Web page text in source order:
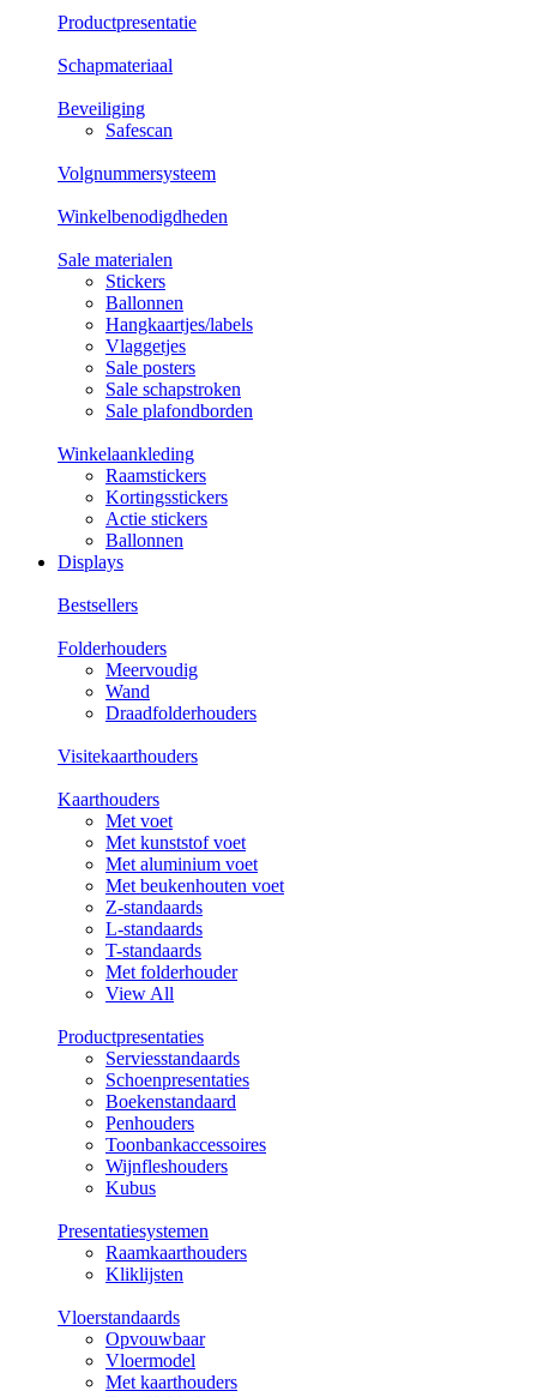
Productpresentatie
Schapmateriaal
Beveiliging
Safescan
Volgnummersysteem
Winkelbenodigdheden
Sale materialen
Stickers
Ballonnen
Hangkaartjes/labels
Vlaggetjes
Sale posters
Sale schapstroken
Sale plafondborden
Winkelaankleding
Raamstickers
Kortingsstickers
Actie stickers
Ballonnen
Displays
Bestsellers
Folderhouders
Meervoudig
Wand
Draadfolderhouders
Visitekaarthouders
Kaarthouders
Met voet
Met kunststof voet
Met aluminium voet
Met beukenhouten voet
Z-standaards
L-standaards
T-standaards
Met folderhouder
View All
Productpresentaties
Serviesstandaards
Schoenpresentaties
Boekenstandaard
Penhouders
Toonbankaccessoires
Wijnfleshouders
Kubus
Presentatiesystemen
Raamkaarthouders
Kliklijsten
Vloerstandaards
Opvouwbaar
Vloermodel
Met kaarthouders